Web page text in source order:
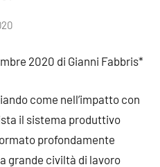
2020 di Gianni Fabbris*
come nell’impatto con
il sistema produttivo
profondamente
grande civiltà di lavoro